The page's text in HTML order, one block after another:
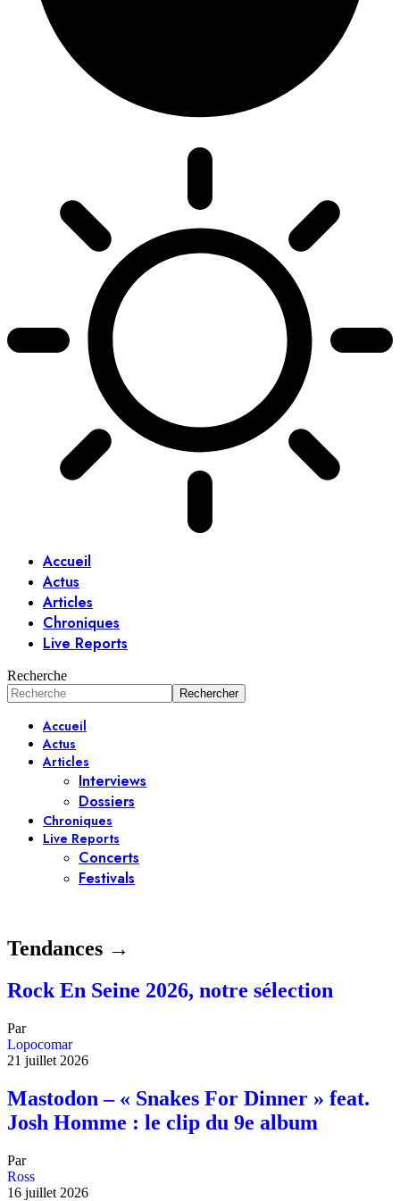
Accueil
Actus
Articles
Chroniques
Live Reports
Recherche
Accueil
Actus
Articles
Interviews
Dossiers
Chroniques
Live Reports
Concerts
Festivals
Tendances →
Rock En Seine 2026, notre sélection
Par
Lopocomar
21 juillet 2026
Mastodon – « Snakes For Dinner » feat.
Josh Homme : le clip du 9e album
Par
Ross
16 juillet 2026